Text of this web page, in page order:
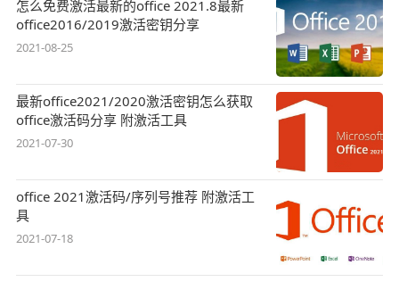
怎么免费激活最新的office 2021.8最新
office2016/2019激活密钥分享
2021-08-25
最新office2021/2020激活密钥怎么获取
office激活码分享 附激活工具
2021-07-30
office 2021激活码/序列号推荐 附激活工
具
2021-07-18